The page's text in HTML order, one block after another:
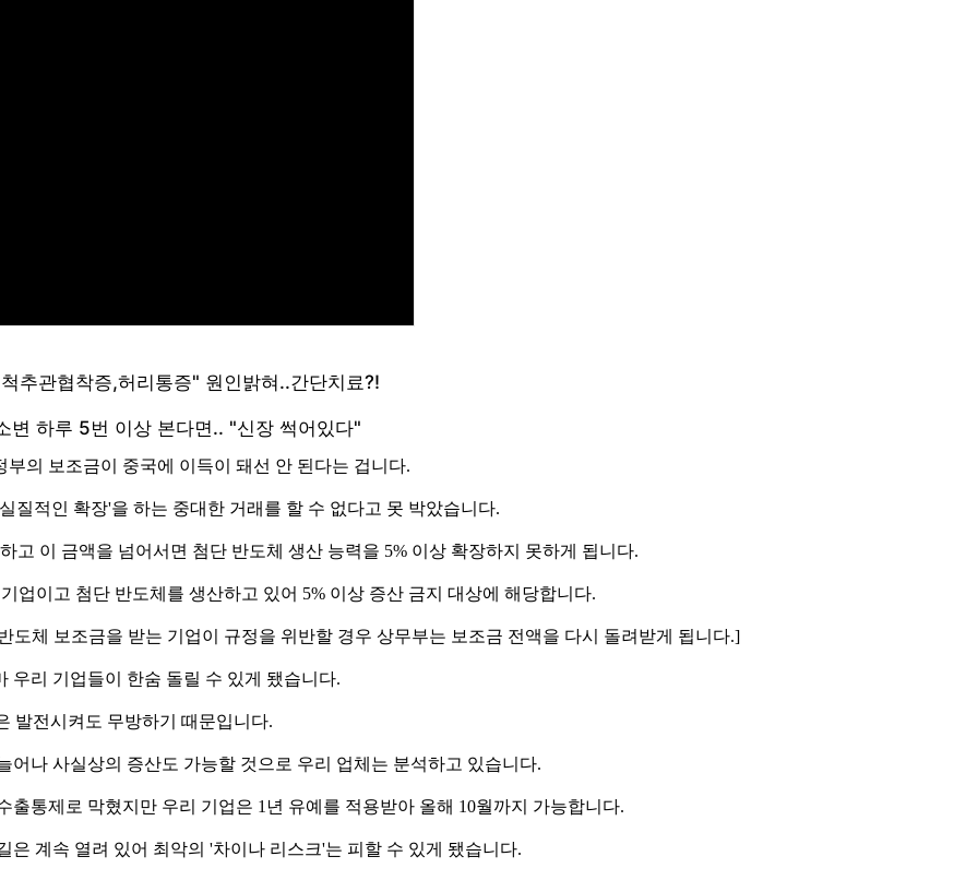
의 보조금이 중국에 이득이 돼선 안 된다는 겁니다.
질적인 확장'을 하는 중대한 거래를 할 수 없다고 못 박았습니다.
고 이 금액을 넘어서면 첨단 반도체 생산 능력을 5% 이상 확장하지 못하게 됩니다.
업이고 첨단 반도체를 생산하고 있어 5% 이상 증산 금지 대상에 해당합니다.
체 보조금을 받는 기업이 규정을 위반할 경우 상무부는 보조금 전액을 다시 돌려받게 됩니다.]
우리 기업들이 한숨 돌릴 수 있게 됐습니다.
발전시켜도 무방하기 때문입니다.
나 사실상의 증산도 가능할 것으로 우리 업체는 분석하고 있습니다.
통제로 막혔지만 우리 기업은 1년 유예를 적용받아 올해 10월까지 가능합니다.
계속 열려 있어 최악의 '차이나 리스크'는 피할 수 있게 됐습니다.